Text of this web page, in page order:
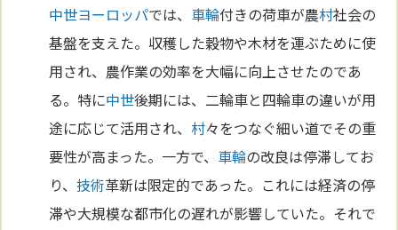
中世ヨーロッパでは、 車輪付きの荷車が農村社会の
基盤を支えた。収穫した穀物や木材を運ぶために使
用され、農作業の効率を大幅に向上させたのであ
る。特に中世後期には、二輪車と四輪車の違いが用
途に応じて活用され、村々をつなぐ細い道でその重
要性が高まった。一方で、 車輪の改良は停滞してお
り、技術革新は限定的であった。これには経済の停
滞や大規模な都市化の遅れが影響していた。それで